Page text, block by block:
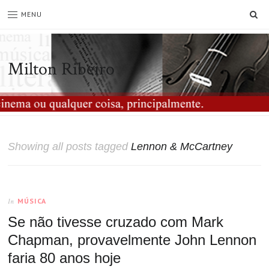
MENU
Milton Ribeiro
Showing all posts taggedLennon & McCartney
In MÚSICA
Se não tivesse cruzado com Mark
Chapman, provavelmente John Lennon
faria 80 anos hoje